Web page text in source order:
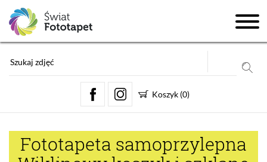
Koszyk (0)
Fototapeta samoprzylepna